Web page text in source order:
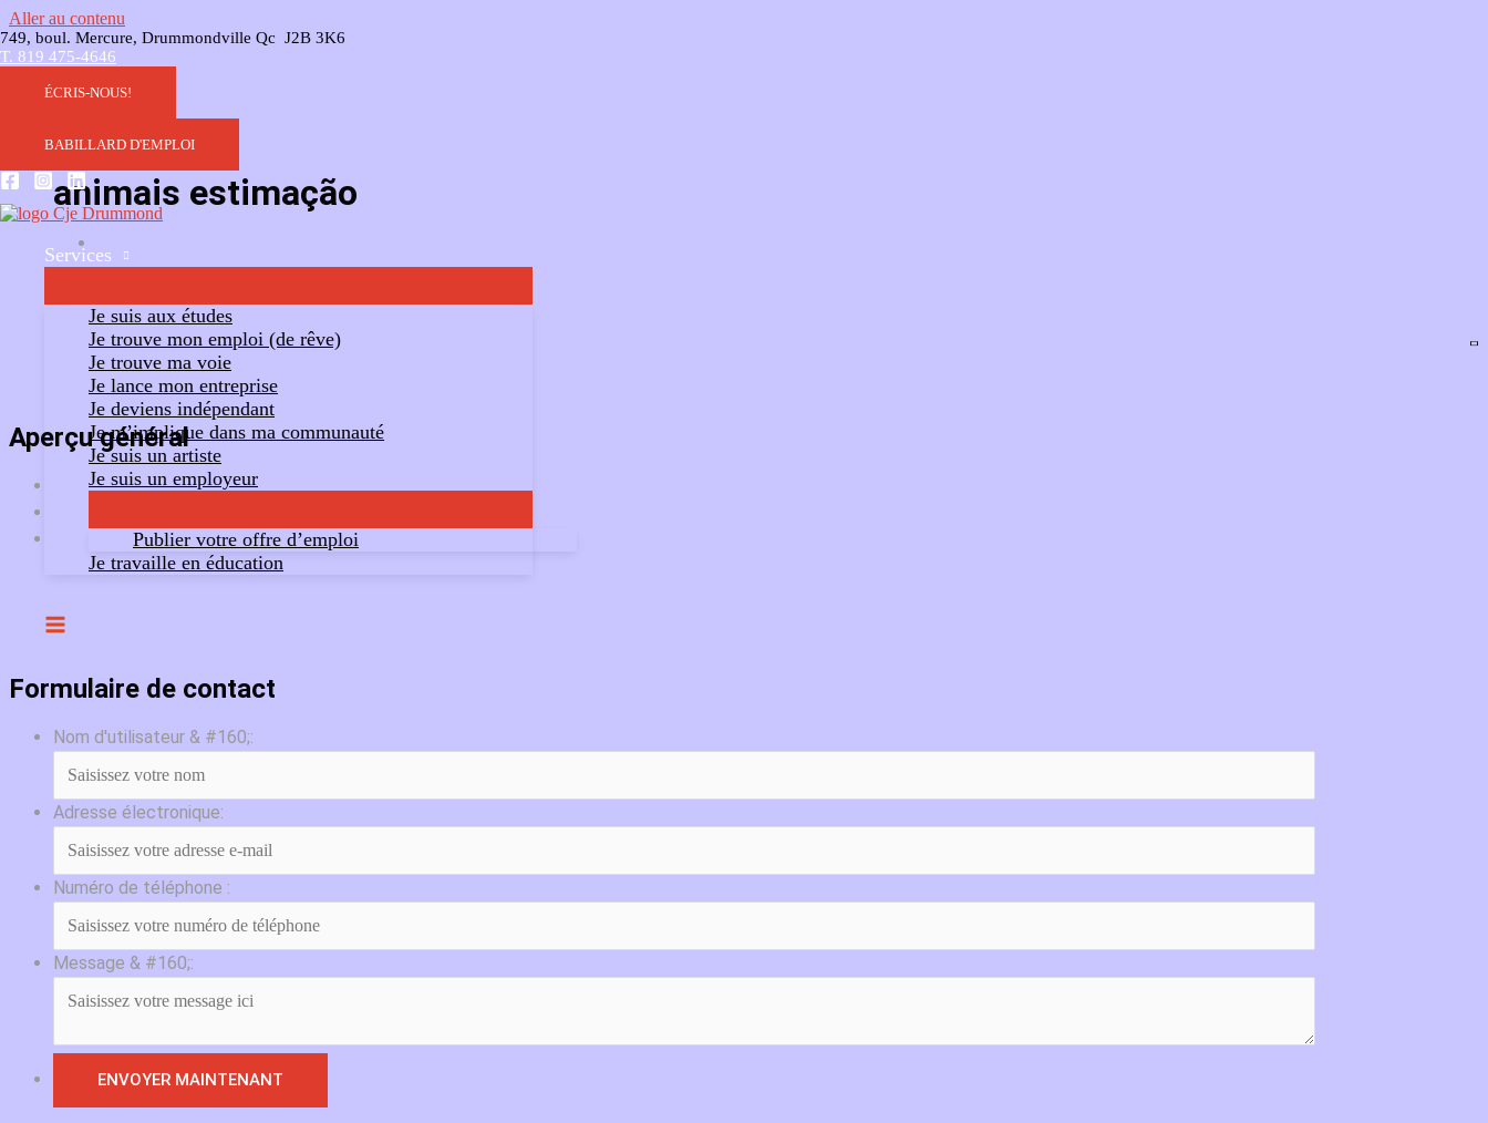
Aller au contenu
749, boul. Mercure, Drummondville Qc J2B 3K6
T. 819 475-4646
ÉCRIS-NOUS!
BABILLARD D'EMPLOI
Services
Je suis aux études
Je trouve mon emploi (de rêve)
Je trouve ma voie
Je lance mon entreprise
Je deviens indépendant
Je m’implique dans ma communauté
Je suis un artiste
Je suis un employeur
Publier votre offre d’emploi
Je travaille en éducation
animais estimação
Aperçu général
Formulaire de contact
Nom d'utilisateur & #160;:
Adresse électronique:
Numéro de téléphone :
Message & #160;: